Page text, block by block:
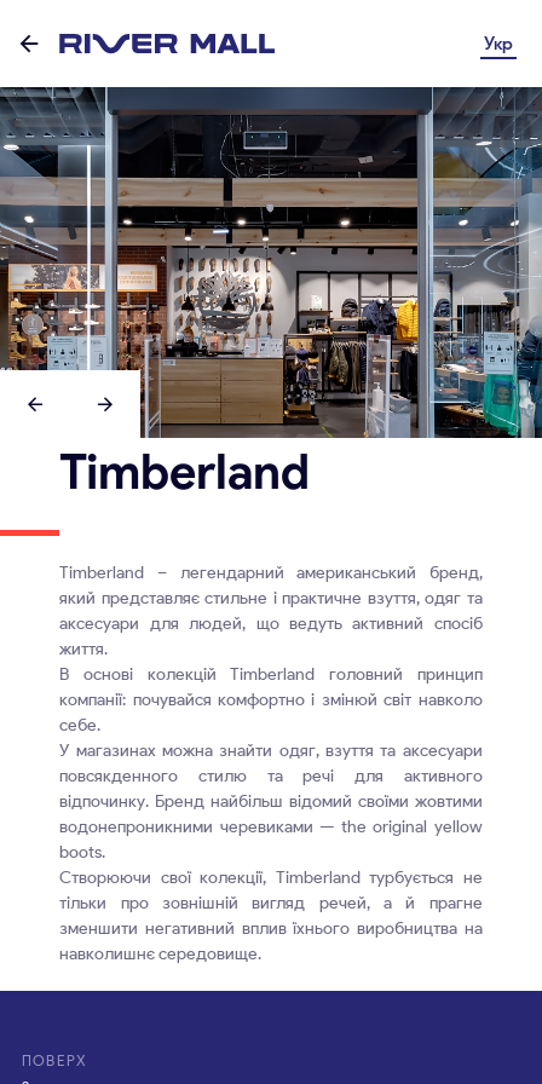
Укр
Timberland
Timberland – легендарний американський бренд,
який представляє стильне і практичне взуття, одяг та
аксесуари для людей, що ведуть активний спосіб
життя.
В основі колекцій Timberland головний принцип
компанії: почувайся комфортно і змінюй світ навколо
себе.
У магазинах можна знайти одяг, взуття та аксесуари
повсякденного стилю та речі для активного
відпочинку. Бренд найбільш відомий своїми жовтими
водонепроникними черевиками — the original yellow
boots.
Створюючи свої колекції, Timberland турбується не
тільки про зовнішній вигляд речей, а й прагне
зменшити негативний вплив їхнього виробництва на
навколишнє середовище.
ПОВЕРХ